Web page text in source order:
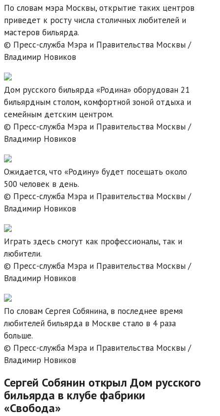
По словам мэра Москвы, открытие таких центров
приведет к росту числа столичных любителей и
мастеров бильярда.
© Пресс-служба Мэра и Правительства Москвы /
Владимир Новиков
Дом русского бильярда «Родина» оборудован 21
бильярдным столом, комфортной зоной отдыха и
семейным детским центром.
© Пресс-служба Мэра и Правительства Москвы /
Владимир Новиков
Ожидается, что «Родину» будет посещать около
500 человек в день.
© Пресс-служба Мэра и Правительства Москвы /
Владимир Новиков
Играть здесь смогут как профессионалы, так и
любители.
© Пресс-служба Мэра и Правительства Москвы /
Владимир Новиков
По словам Сергея Собянина, в последнее время
любителей бильярда в Москве стало в 4 раза
больше.
© Пресс-служба Мэра и Правительства Москвы /
Владимир Новиков
Сергей Собянин открыл Дом русского
бильярда в клубе фабрики
«Свобода»